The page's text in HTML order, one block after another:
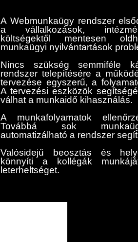
A Webmunkaügy rendszer
a vállalkozások,
költségektől mentesen
munkaügyi nyilvántartások
Nincs szükség semmiféle
rendszer telepítésére a
tervezése egyszerű, a
A tervezési eszközök
válhat a munkaidő kihasználás.
A munkafolyamatok
Továbbá sok
automatizálható a rendszer
Valósidejű beosztás és
könnyíti a kollégák
leterheltséget.